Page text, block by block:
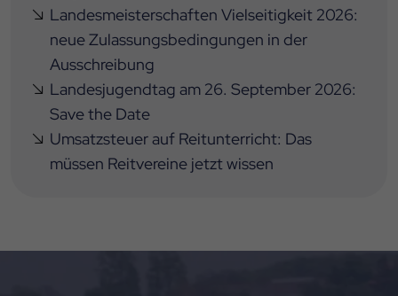
Landesmeisterschaften Vielseitigkeit 2026:
neue Zulassungsbedingungen in der
Ausschreibung
Landesjugendtag am 26. September 2026:
Save the Date
Umsatzsteuer auf Reitunterricht: Das
müssen Reitvereine jetzt wissen